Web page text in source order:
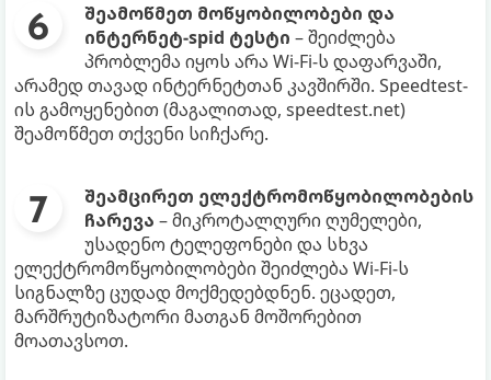
შეამოწმეთ მოწყობილობები და
ინტერნეტ-spid ტესტი – შეიძლება
პრობლემა იყოს არა Wi-Fi-ს დაფარვაში,
არამედ თავად ინტერნეტთან კავშირში. Speedtest-
ის გამოყენებით (მაგალითად, speedtest.net)
შეამოწმეთ თქვენი სიჩქარე.
შეამცირეთ ელექტრომოწყობილობების
ჩარევა – მიკროტალღური ღუმელები,
უსადენო ტელეფონები და სხვა
ელექტრომოწყობილობები შეიძლება Wi-Fi-ს
სიგნალზე ცუდად მოქმედებდნენ. ეცადეთ,
მარშრუტიზატორი მათგან მოშორებით
მოათავსოთ.